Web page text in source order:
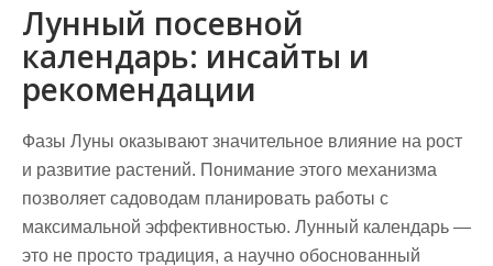
Лунный посевной
календарь: инсайты и
рекомендации
Фазы Луны оказывают значительное влияние на рост
и развитие растений. Понимание этого механизма
позволяет садоводам планировать работы с
максимальной эффективностью. Лунный календарь —
это не просто традиция, а научно обоснованный